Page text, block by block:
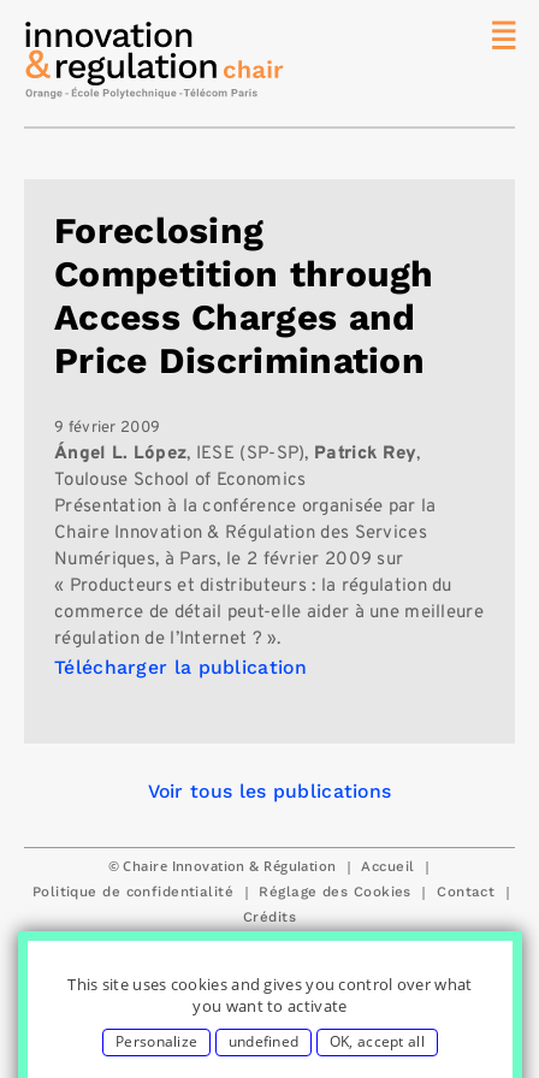
Foreclosing
Competition through
Access Charges and
Price Discrimination
9 février 2009
Ángel L. López, IESE (SP-SP), Patrick Rey,
Toulouse School of Economics
Présentation à la conférence organisée par la
Chaire Innovation & Régulation des Services
Numériques, à Pars, le 2 février 2009 sur
« Producteurs et distributeurs : la régulation du
commerce de détail peut-elle aider à une meilleure
régulation de l’Internet ? ».
Télécharger la publication
Voir tous les publications
© Chaire Innovation & Régulation | Accueil |
Politique de confidentialité | Réglage des Cookies | Contact |
Crédits
Master
Rechercher
This site uses cookies and gives you control over what
you want to activate
Personalize undefined OK, accept all